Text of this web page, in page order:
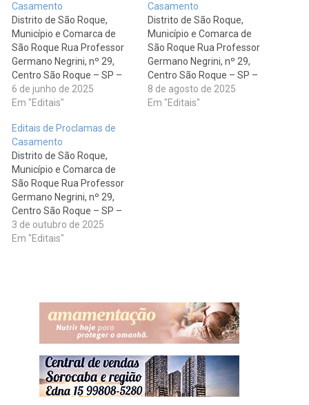
Casamento
Distrito de São Roque,
Município e Comarca de
São Roque Rua Professor
Germano Negrini, nº 29,
Centro São Roque – SP –
CEP: 18130-450 Tel.: 11-
4712-4945 divulga os
CESAR SEVERINO FRAGA,
brasileiro, solteiro,
desenvolvedor de sistema,
nascido em São Roque, SP ,
aos 01/09/1995, filho de
FRANCISCO ANTONIO
FRAGA…
6 de junho de 2025
Em "Editais"
Casamento
Distrito de São Roque,
Município e Comarca de
São Roque Rua Professor
Germano Negrini, nº 29,
Centro São Roque – SP –
CEP: 18130-450 Tel.: 11-
4712-4945 divulga os
8 de agosto de 2025
Em "Editais"
Editais de Proclamas de
Casamento
Distrito de São Roque,
Município e Comarca de
São Roque Rua Professor
Germano Negrini, nº 29,
Centro São Roque – SP –
CEP: 18130-450 Tel.: 11-
4712-4945 divulga os
09/06/1986, filho de MARIO
SERGIO BATISTA…
3 de outubro de 2025
Em "Editais"